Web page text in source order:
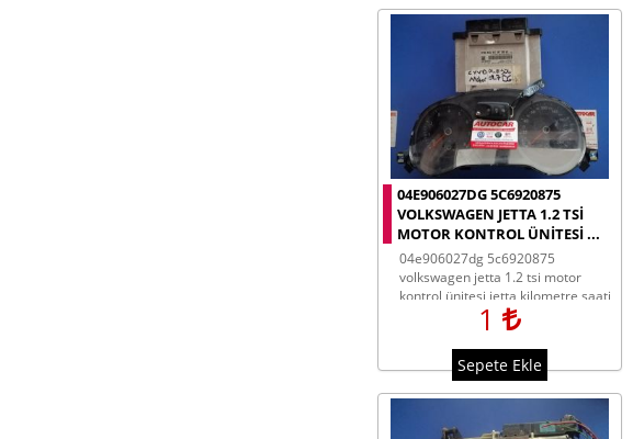
04E906027DG 5C6920875
VOLKSWAGEN JETTA 1.2 TSI
MOTOR KONTROL ÜNITESI ...
04e906027dg 5c6920875
volkswagen jetta 1.2 tsi motor
kontrol ünitesi jetta kilometre saati
jetta immo set ecu key set
1
Sepete Ekle